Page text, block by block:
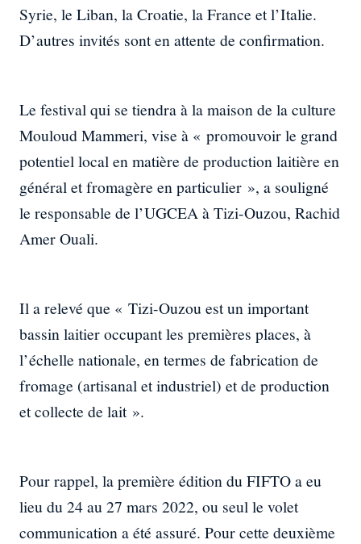
Syrie, le Liban, la Croatie, la France et l’Italie.
D’autres invités sont en attente de confirmation.
Le festival qui se tiendra à la maison de la culture
Mouloud Mammeri, vise à « promouvoir le grand
potentiel local en matière de production laitière en
général et fromagère en particulier », a souligné
le responsable de l’UGCEA à Tizi-Ouzou, Rachid
Amer Ouali.
Il a relevé que « Tizi-Ouzou est un important
bassin laitier occupant les premières places, à
l’échelle nationale, en termes de fabrication de
fromage (artisanal et industriel) et de production
et collecte de lait ».
Pour rappel, la première édition du FIFTO a eu
lieu du 24 au 27 mars 2022, ou seul le volet
communication a été assuré. Pour cette deuxième